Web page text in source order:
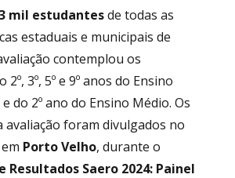
mil estudantesde todas as
estaduais e municipais de
contemplou os
3º, 5º e 9º anos do Ensino
do 2º ano do Ensino Médio. Os
avaliação foram divulgados no
Porto Velho, durante o
Resultados Saero 2024: Painel